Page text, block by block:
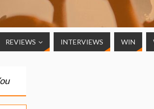
REVIEWS INTERVIEWS WIN